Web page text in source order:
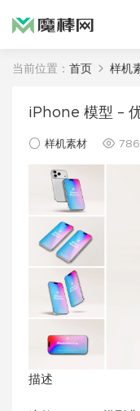
当前位置： 首页 样机
iPhone 模型 –
样机素材 786
描述